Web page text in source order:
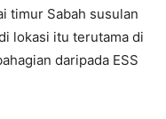
timur Sabah susulan
lokasi itu terutama di
daripada ESS